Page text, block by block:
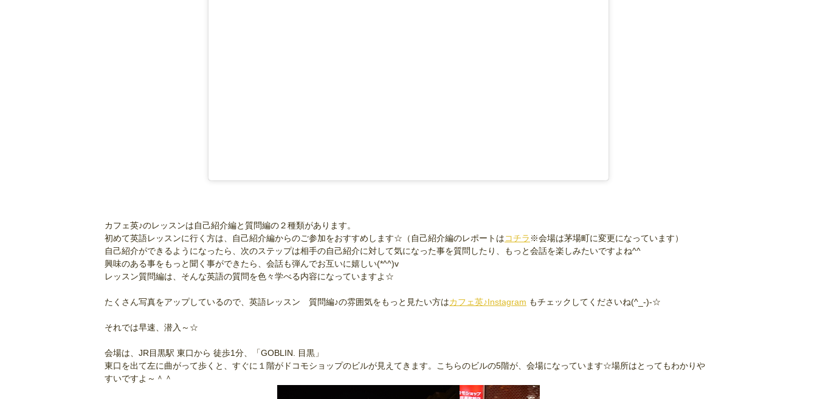
カフェ英♪のレッスンは自己紹介編と質問編の２種類があります。
初めて英語レッスンに行く方は、自己紹介編からのご参加をおすすめします☆（自己紹介編のレポートはコチラ ※会場は茅場町に変更になっています）
自己紹介ができるようになったら、次のステップは相手の自己紹介に対して気になった事を質問したり、もっと会話を楽しみたいですよね^^
興味のある事をもっと聞く事ができたら、会話も弾んでお互いに嬉しい(*^^)v
レッスン質問編は、そんな英語の質問を色々学べる内容になっていますよ☆
たくさん写真をアップしているので、英語レッスン 質問編♪の雰囲気をもっと見たい方はカフェ英♪Instagram もチェックしてくださいね(^_-)-☆
それでは早速、潜入～☆
会場は、JR目黒駅 東口から 徒歩1分、「GOBLIN. 目黒」
東口を出て左に曲がって歩くと、すぐに１階がドコモショップのビルが見えてきます。こちらのビルの5階が、会場になっています☆場所はとってもわかりや
すいですよ～＾＾